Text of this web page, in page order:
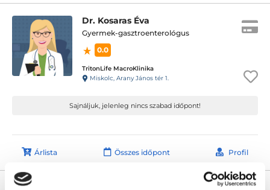
Dr. Kosaras Éva
Gyermek-gasztroenterológus
0.0
TritonLife MacroKlinika
Miskolc, Arany János tér 1.
Sajnáljuk, jelenleg nincs szabad időpont!
Árlista Összes időpont Profil
* Szakorvos jelölt (rezidens): általános orvosi oklevéllel rendelkező